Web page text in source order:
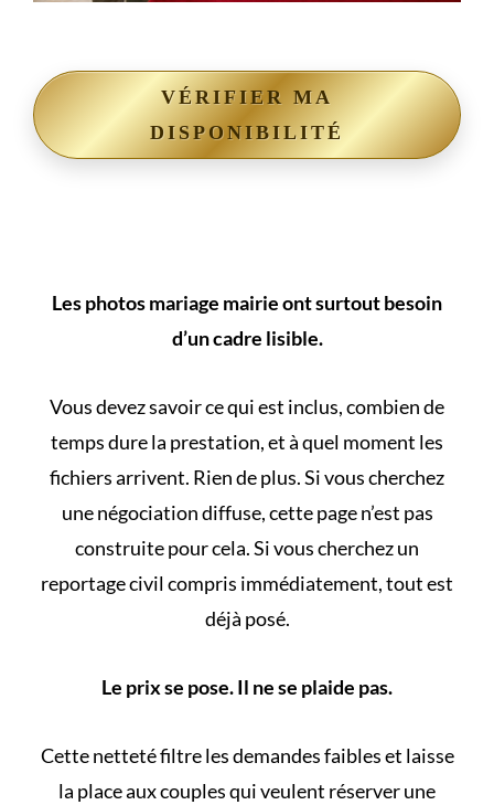
VÉRIFIER MA
DISPONIBILITÉ
Les photos mariage mairie ont surtout besoin
d’un cadre lisible.
Vous devez savoir ce qui est inclus, combien de
temps dure la prestation, et à quel moment les
fichiers arrivent. Rien de plus. Si vous cherchez
une négociation diffuse, cette page n’est pas
construite pour cela. Si vous cherchez un
reportage civilcompris immédiatement, tout est
déjà posé.
Le prix se pose. Il ne se plaide pas.
Cette netteté filtre les demandes faibles et laisse
la place aux couples qui veulent réserver une